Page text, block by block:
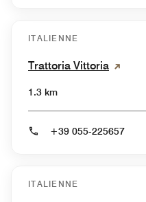
ITALIENNE
Trattoria Vittoria
1.3 km
+39 055-225657
ITALIENNE